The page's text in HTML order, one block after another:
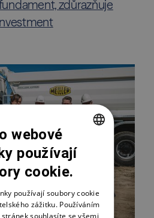
zdůrazňuje
CZECH
ENGLISH
POLSKI
webové
používají
cookie.
používají soubory cookie
zážitku. Používáním
souhlasíte se všemi